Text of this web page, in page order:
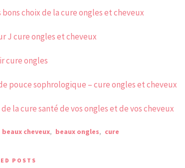
bons choix de la cure ongles et cheveux
J cure ongles et cheveux
cure ongles
pouce sophrologique – cure ongles et cheveux
de la cure santé de vos ongles et de vos cheveux
beaux cheveux, beaux ongles, cure
POSTS